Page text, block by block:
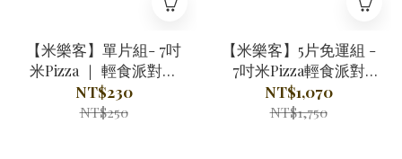
【米樂客】單片組- 7吋
米Pizza ｜ 輕食派對｜
100%無麩質｜口味任選
NT$230
NT$250
【米樂客】5片免運組 -
7吋米Pizza輕食派對
《100%無麩質》
NT$1,070
NT$1,750